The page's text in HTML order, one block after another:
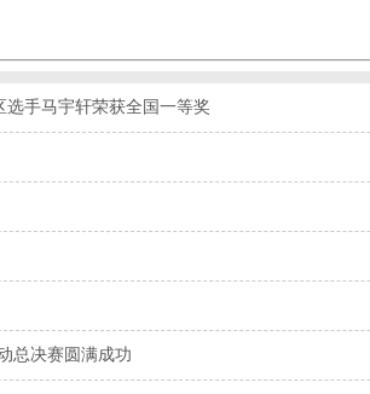
选手马宇轩荣获全国一等奖
总决赛圆满成功